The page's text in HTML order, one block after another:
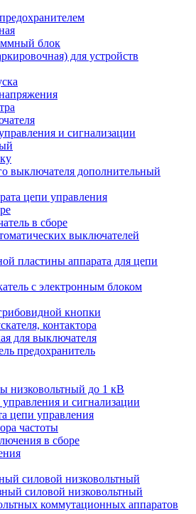
блок
для устройств
и сигнализации
выключателя дополнительный
цепи управления
в сборе
выключателей
пластины аппарата для цепи
с электронным блоком
кнопки
контактора
для выключателя
предохранитель
низковольтный до 1 кВ
и сигнализации
цепи управления
частоты
в сборе
силовой низковольтный
силовой низковольтный
коммутационных аппаратов